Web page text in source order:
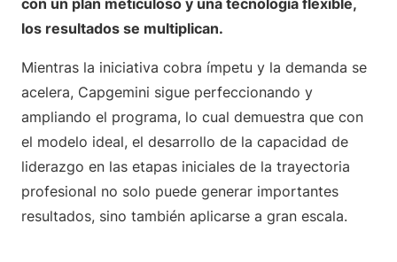
con un plan meticuloso y una tecnología flexible,
los resultados se multiplican.
Mientras la iniciativa cobra ímpetu y la demanda se
acelera, Capgemini sigue perfeccionando y
ampliando el programa, lo cual demuestra que con
el modelo ideal, el desarrollo de la capacidad de
liderazgo en las etapas iniciales de la trayectoria
profesional no solo puede generar importantes
resultados, sino también aplicarse a gran escala.